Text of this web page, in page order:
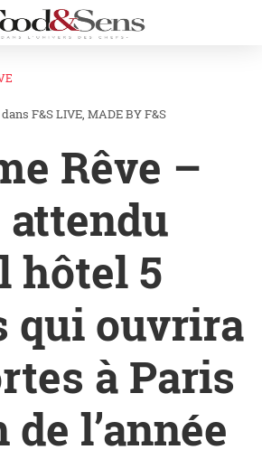
dans F&S LIVE MADE BY F&S
Rêve –
hôtel 5
qui ouvrira
à Paris
l’année